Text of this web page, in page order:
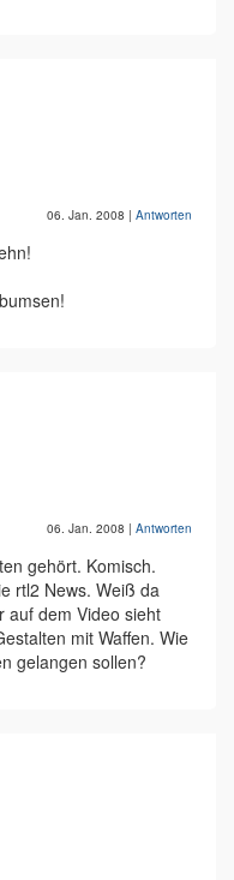
06. Jan. 2008 | Antworten
06. Jan. 2008 | Antworten
gehört. Komisch.
rtl2 News. Weiß da
auf dem Video sieht
mit Waffen. Wie
gelangen sollen?